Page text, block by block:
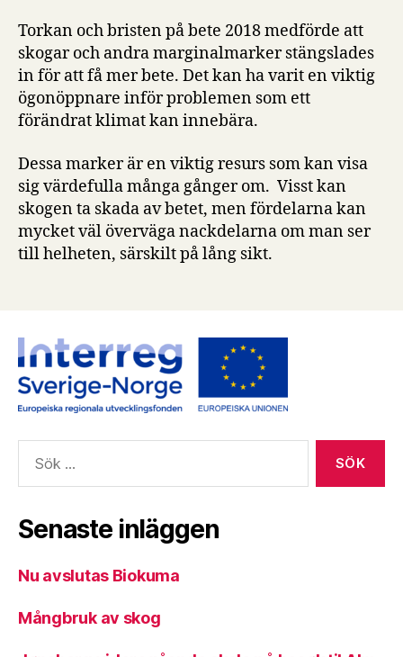
Torkan och bristen på bete 2018 medförde att
skogar och andra marginalmarker stängslades
in för att få mer bete. Det kan ha varit en viktig
ögonöppnare inför problemen som ett
förändrat klimat kan innebära.
Dessa marker är en viktig resurs som kan visa
sig värdefulla många gånger om. Visst kan
skogen ta skada av betet, men fördelarna kan
mycket väl överväga nackdelarna om man ser
till helheten, särskilt på lång sikt.
efter:
Senaste inläggen
Nu avslutas Biokuma
Mångbruk av skog